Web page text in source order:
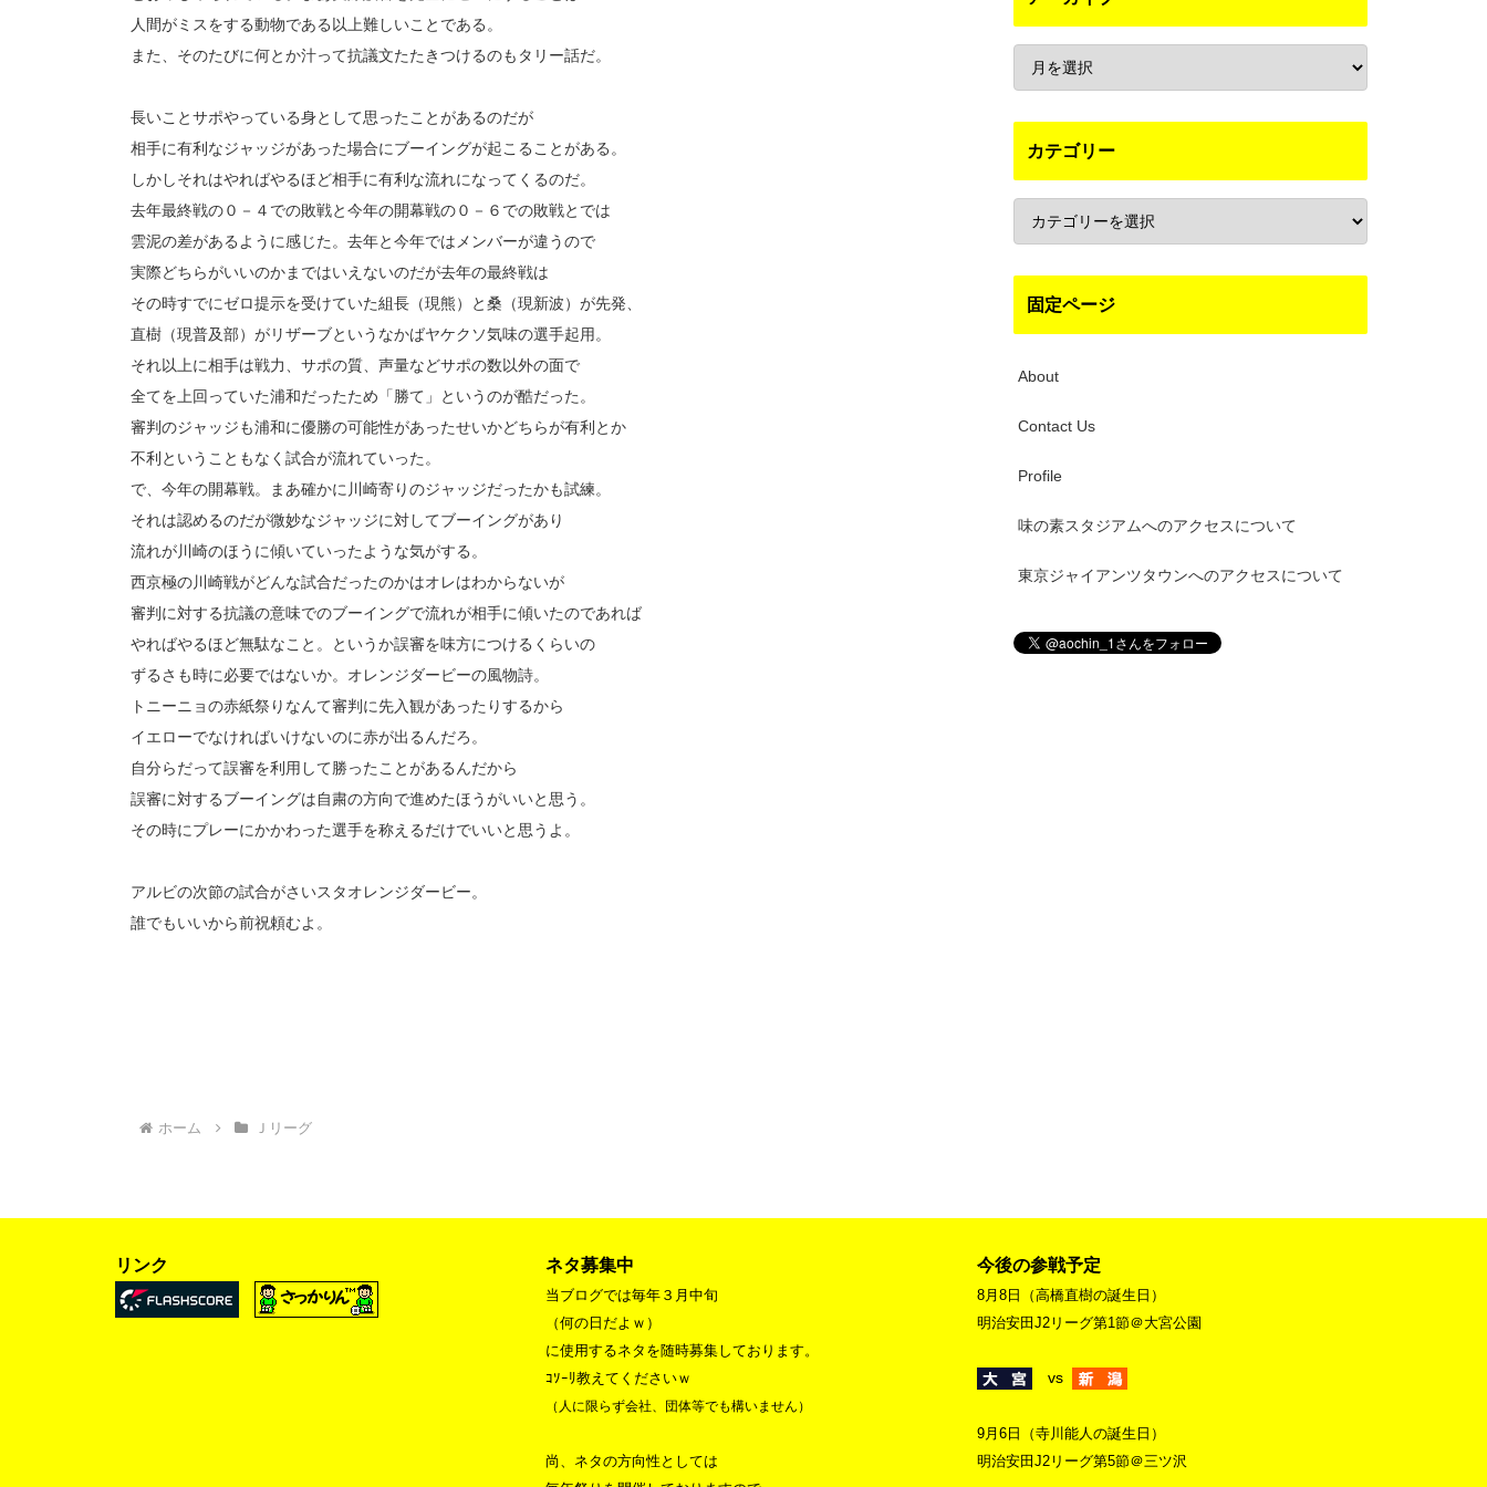
人間がミスをする動物である以上難しいことである。
また、そのたびに何とか汁って抗議文たたきつけるのもタリー話だ。
長いことサポやっている身として思ったことがあるのだが
相手に有利なジャッジがあった場合にブーイングが起こることがある。
しかしそれはやればやるほど相手に有利な流れになってくるのだ。
去年最終戦の０－４での敗戦と今年の開幕戦の０－６での敗戦とでは
雲泥の差があるように感じた。去年と今年ではメンバーが違うので
実際どちらがいいのかまではいえないのだが去年の最終戦は
その時すでにゼロ提示を受けていた組長（現熊）と桑（現新波）が先発、
直樹（現普及部）がリザーブというなかばヤケクソ気味の選手起用。
それ以上に相手は戦力、サポの質、声量などサポの数以外の面で
全てを上回っていた浦和だったため「勝て」というのが酷だった。
審判のジャッジも浦和に優勝の可能性があったせいかどちらが有利とか
不利ということもなく試合が流れていった。
で、今年の開幕戦。まあ確かに川崎寄りのジャッジだったかも試練。
それは認めるのだが微妙なジャッジに対してブーイングがあり
流れが川崎のほうに傾いていったような気がする。
西京極の川崎戦がどんな試合だったのかはオレはわからないが
審判に対する抗議の意味でのブーイングで流れが相手に傾いたのであれば
やればやるほど無駄なこと。というか誤審を味方につけるくらいの
ずるさも時に必要ではないか。オレンジダービーの風物詩。
トニーニョの赤紙祭りなんて審判に先入観があったりするから
イエローでなければいけないのに赤が出るんだろ。
自分らだって誤審を利用して勝ったことがあるんだから
誤審に対するブーイングは自粛の方向で進めたほうがいいと思う。
その時にプレーにかかわった選手を称えるだけでいいと思うよ。
アルビの次節の試合がさいスタオレンジダービー。
誰でもいいから前祝頼むよ。
ホーム Ｊリーグ
カテゴリー
固定ページ
About
Contact Us
Profile
味の素スタジアムへのアクセスについて
東京ジャイアンツタウンへのアクセスについて
リンク ネタ募集中
当ブログでは毎年３月中旬
（何の日だよｗ）
に使用するネタを随時募集しております。
ｺｿｰﾘ教えてくださいｗ
（人に限らず会社、団体等でも構いません）
尚、ネタの方向性としては
今後の参戦予定
8月8日（高橋直樹の誕生日）
明治安田J2リーグ第1節＠大宮公園
vs
9月6日（寺川能人の誕生日）
明治安田J2リーグ第5節＠三ツ沢